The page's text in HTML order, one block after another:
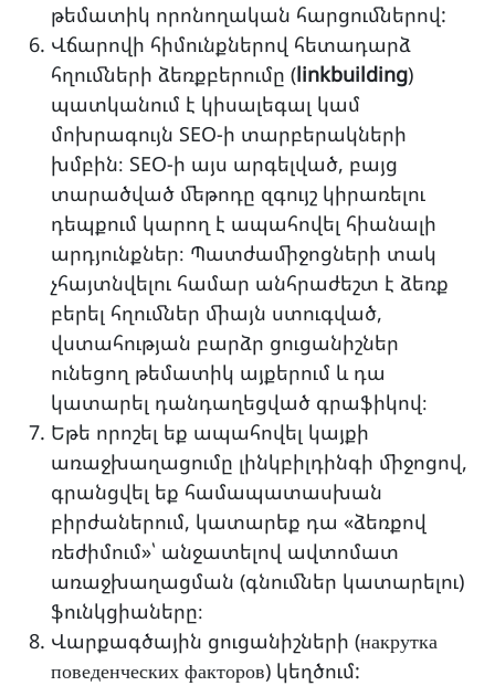
թեմատիկ որոնողական հարցումներով:
Վճարովի հիմունքներով հետադարձ
հղումների ձեռքբերումը (linkbuilding)
պատկանում է կիսալեգալ կամ
մոխրագույն SEO-ի տարբերակների
խմբին։ SEO-ի այս արգելված, բայց
տարածված մեթոդը զգույշ կիրառելու
դեպքում կարող է ապահովել հիանալի
արդյունքներ։ Պատժամիջոցների տակ
չհայտնվելու համար անհրաժեշտ է ձեռք
բերել հղումներ միայն ստուգված,
վստահության բարձր ցուցանիշներ
ունեցող թեմատիկ այքերում և դա
կատարել դանդաղեցված գրաֆիկով։
Եթե որոշել եք ապահովել կայքի
առաջխաղացումը լինկբիլդինգի միջոցով,
գրանցվել եք համապատասխան
բիրժաներում, կատարեք դա «ձեռքով
ռեժիմում»՝ անջատելով ավտոմատ
առաջխաղացման (գնումներ կատարելու)
ֆունկցիաները։
Վարքագծային ցուցանիշների (накрутка
поведенческих факторов) կեղծում: